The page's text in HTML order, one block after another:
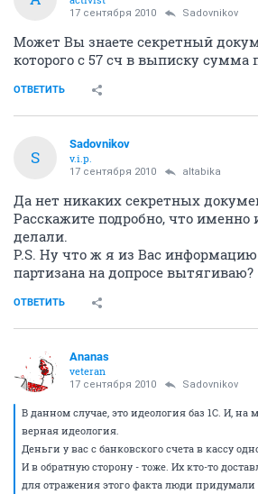
17 сентября 2010 Sadovnikov
Может Вы знаете секретный
которого с 57 сч в выписку сумма
ОТВЕТИТЬ
S
Sadovnikov
v.i.p.
17 сентября 2010 altabika
Да нет никаких секретных
Расскажите подробно, что именно
делали.
P.S. Ну что ж я из Вас
партизана на допросе вытягиваю?
ОТВЕТИТЬ
Ananas
veteran
17 сентября 2010 Sadovnikov
В данном случае, это идеология баз 1С. И, на
верная идеология.
Деньги у вас с банковского счета в кассу
И в обратную сторону - тоже. Их кто-то
для отражения этого факта люди придумали